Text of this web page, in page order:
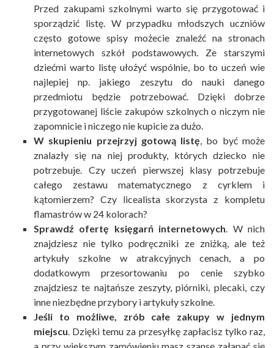
Przed zakupami szkolnymi warto się przygotować i
sporządzić listę. W przypadku młodszych uczniów
często gotowe spisy możecie znaleźć na stronach
internetowych szkół podstawowych. Ze starszymi
dziećmi warto listę ułożyć wspólnie, bo to uczeń wie
najlepiej np. jakiego zeszytu do nauki danego
przedmiotu będzie potrzebować. Dzięki dobrze
przygotowanej liście zakupów szkolnych o niczym nie
zapomnicie i niczego nie kupicie za dużo.
W skupieniu przejrzyj gotową listę, bo być może
znalazły się na niej produkty, których dziecko nie
potrzebuje. Czy uczeń pierwszej klasy potrzebuje
całego zestawu matematycznego z cyrklem i
kątomierzem? Czy licealista skorzysta z kompletu
flamastrów w 24 kolorach?
Sprawdź ofertę księgarń internetowych. W nich
znajdziesz nie tylko podręczniki ze zniżką, ale też
artykuły szkolne w atrakcyjnych cenach, a po
dodatkowym przesortowaniu po cenie szybko
znajdziesz te najtańsze zeszyty, piórniki, plecaki, czy
inne niezbędne przybory i artykuły szkolne.
Jeśli to możliwe, zrób całe zakupy w jednym
miejscu. Dzięki temu za przesyłkę zapłacisz tylko raz,